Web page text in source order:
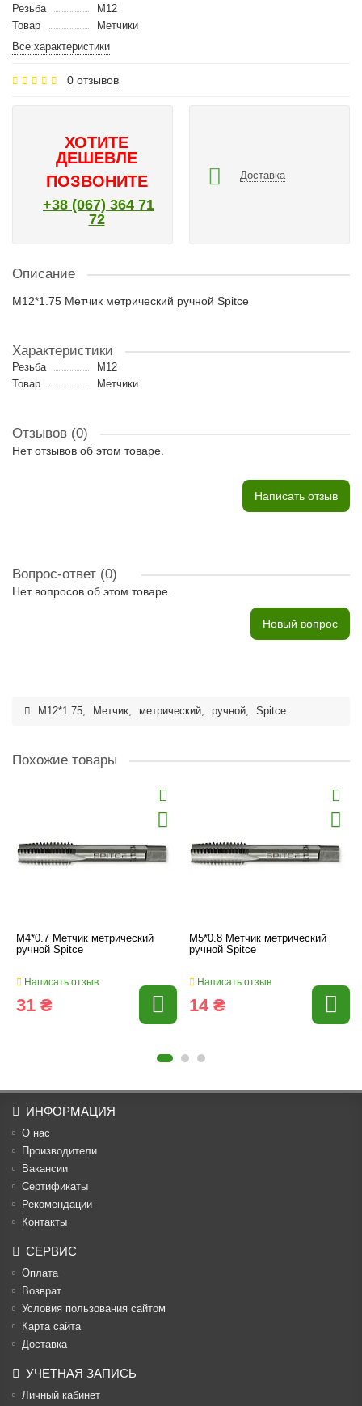
Резьба
M12
Товар
Метчики
Все характеристики
0 отзывов
ХОТИТЕ
ДЕШЕВЛЕ
ПОЗВОНИТЕ
+38 (067) 364 71
72
Доставка
Описание
M12*1.75 Метчик метрический ручной Spitce
Характеристики
Резьба
M12
Товар
Метчики
Отзывов (0)
Нет отзывов об этом товаре.
Написать отзыв
Вопрос-ответ (0)
Нет вопросов об этом товаре.
Новый вопрос
M12*1.75, Метчик, метрический, ручной, Spitce
Похожие товары
M4*0.7 Метчик метрический
ручной Spitce
Написать отзыв
31 ₴
M5*0.8 Метчик метрический
ручной Spitce
Написать отзыв
14 ₴
ИНФОРМАЦИЯ
О нас
Производители
Вакансии
Cертификаты
Рекомендации
Контакты
СЕРВИС
Оплата
Возврат
Условия пользования сайтом
Карта сайта
Доставка
УЧЕТНАЯ ЗАПИСЬ
Личный кабинет